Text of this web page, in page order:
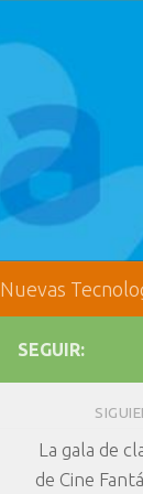
Nuevas
SEGUIR:
La gala de
de Cine